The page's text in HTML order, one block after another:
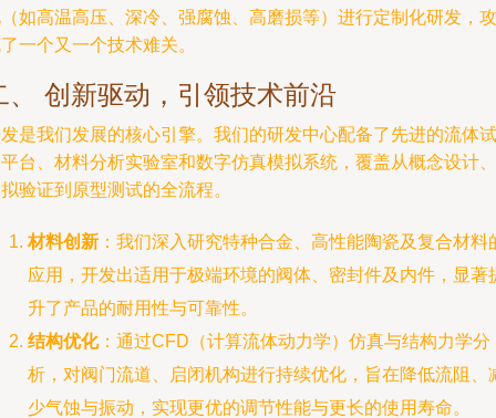
如高温高压、深冷、强腐蚀、高磨损等）进行定制化研发，攻
一个又一个技术难关。
、 创新驱动，引领技术前沿
是我们发展的核心引擎。我们的研发中心配备了先进的流体试
台、材料分析实验室和数字仿真模拟系统，覆盖从概念设计、
验证到原型测试的全流程。
材料创新 ：我们深入研究特种合金、高性能陶瓷及复合材料
应用，开发出适用于极端环境的阀体、密封件及内件，显著
升了产品的耐用性与可靠性。
结构优化：通过CFD（计算流体动力学）仿真与结构力学分
析，对阀门流道、启闭机构进行持续优化，旨在降低流阻、
少气蚀与振动，实现更优的调节性能与更长的使用寿命。